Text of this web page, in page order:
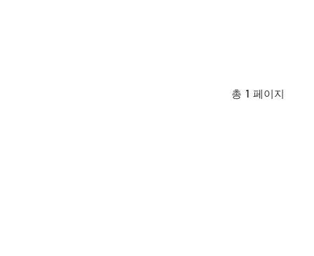
총 1 페이지